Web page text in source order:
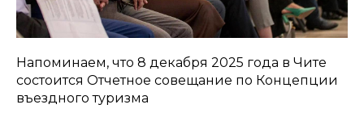
Напоминаем, что 8 декабря 2025 года в Чите
состоится Отчетное совещание по Концепции
въездного туризма